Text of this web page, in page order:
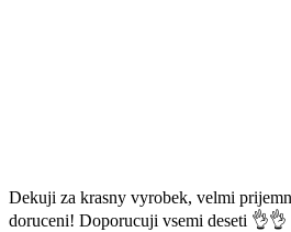
Dekuji za krasny vyrobek, velmi
doruceni! Doporucuji vsemi deseti 👌👌